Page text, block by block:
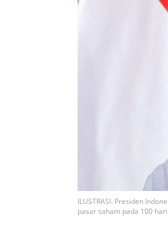
ILUSTRASI. Presiden
pasar saham pada 100